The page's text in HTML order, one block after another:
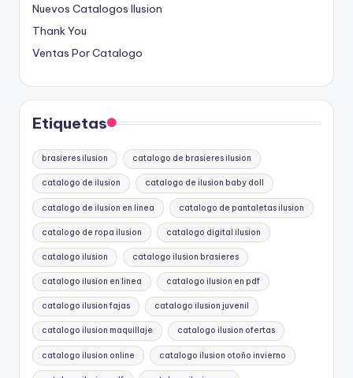
Nuevos Catalogos Ilusion
Thank You
Ventas Por Catalogo
Etiquetas
brasieres ilusion catalogo de brasieres ilusion
catalogo de ilusion catalogo de ilusion baby doll
catalogo de ilusion en linea catalogo de pantaletas ilusion
catalogo de ropa ilusion catalogo digital ilusion
catalogo ilusion catalogo ilusion brasieres
catalogo ilusion en linea catalogo ilusion en pdf
catalogo ilusion fajas catalogo ilusion juvenil
catalogo ilusion maquillaje catalogo ilusion ofertas
catalogo ilusion online catalogo ilusion otoño invierno